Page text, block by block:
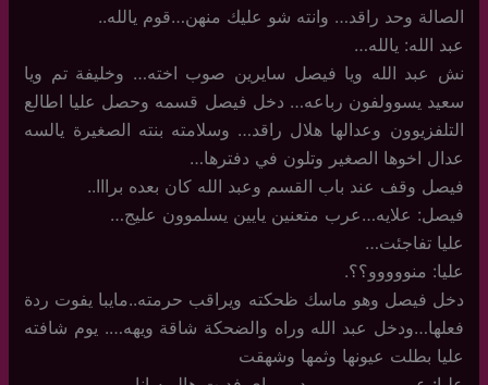
الصالة وحد راقد… وانته شو عليك منهن…قوم يالله..
عبد الله: يالله…
نش عبد الله ويا فيصل سايرين صوب اخته… وخليفة تم ويا
سعيد يسوولفون رباعه… دخل فيصل قسمه وحصل عليا اطالع
التلفزيوون وعدالها هلال راقد… وسلامته بنته الصغيرة يالسه
عدال اخوها الصغير وتلون في دفترها…
فيصل وقف عند باب القسم وعبد الله كان بعده برااا..
فيصل: علايه…عرب متعنين يايين يسلموون عليج…
عليا تفاجئت…
عليا: منووووو؟؟.
دخل فيصل وهو ماسك ظحكته ويراقب حرمته..مايبا يفوت ردة
فعلها…ودخل عبد الله وراه والضحكة شاقة ويهه…. يوم شافته
عليا بطلت عيونها وثمها وشهقت